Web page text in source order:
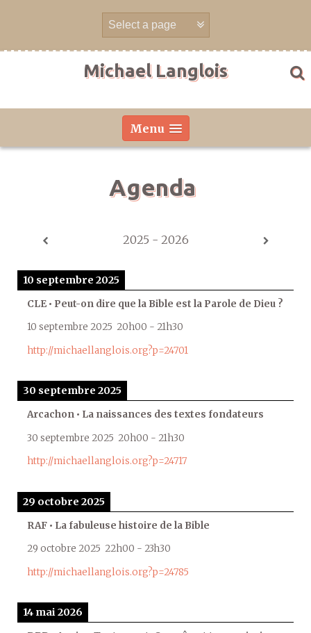
Michael Langlois
Menu
Agenda
2025 - 2026
10 septembre 2025
CLE • Peut-on dire que la Bible est la Parole de Dieu ?
10 septembre 2025 20h00 - 21h30
http://michaellanglois.org?p=24701
30 septembre 2025
Arcachon • La naissances des textes fondateurs
30 septembre 2025 20h00 - 21h30
http://michaellanglois.org?p=24717
29 octobre 2025
RAF • La fabuleuse histoire de la Bible
29 octobre 2025 22h00 - 23h30
http://michaellanglois.org?p=24785
14 mai 2026